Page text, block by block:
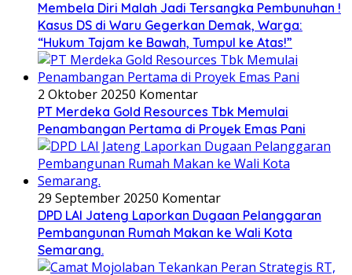
Membela Diri Malah Jadi Tersangka Pembunuhan !
Kasus DS di Waru Gegerkan Demak, Warga:
“Hukum Tajam ke Bawah, Tumpul ke Atas!”
2 Oktober 20250 Komentar
PT Merdeka Gold Resources Tbk Memulai
Penambangan Pertama di Proyek Emas Pani
29 September 20250 Komentar
DPD LAI Jateng Laporkan Dugaan Pelanggaran
Pembangunan Rumah Makan ke Wali Kota
Semarang.